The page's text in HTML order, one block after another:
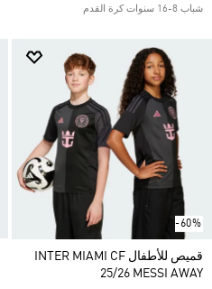
شباب 8-16 سنوات كرة القدم
-60%
قميص للأطفال INTER MIAMI CF
25/26 MESSI AWAY